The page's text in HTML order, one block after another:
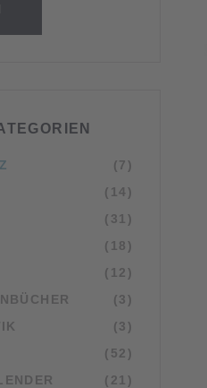
(7)
(14)
(31)
(18)
(12)
(3)
(3)
(52)
(21)